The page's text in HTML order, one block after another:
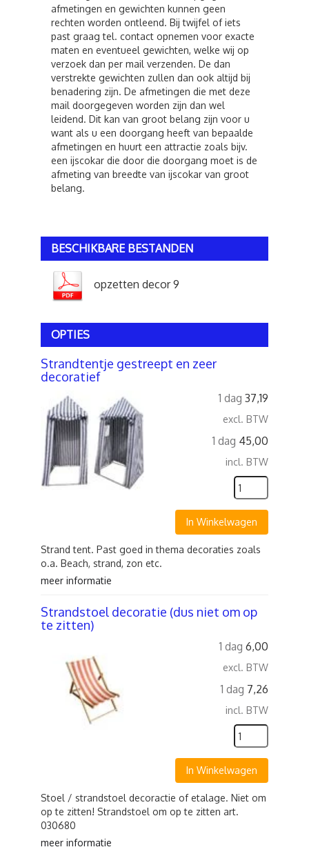
afmetingen en gewichten kunnen geen
rechten worden ontleend. Bij twijfel of iets
past graag tel. contact opnemen voor exacte
maten en eventueel gewichten, welke wij op
verzoek dan per mail verzenden. De dan
verstrekte gewichten zullen dan ook altijd bij
benadering zijn. De afmetingen die met deze
mail doorgegeven worden zijn dan wel
leidend. Dit kan van groot belang zijn voor u
want als u een doorgang heeft van bepaalde
afmetingen en huurt een attractie zoals bijv.
een ijscokar die door die doorgang moet is de
afmeting van breedte van ijscokar van groot
belang.
BESCHIKBARE BESTANDEN
opzetten decor 9
OPTIES
Strandtentje gestreept en zeer
decoratief
1 dag 37,19
excl. BTW
1 dag 45,00
incl. BTW
In Winkelwagen
Strand tent. Past goed in thema decoraties zoals
o.a. Beach, strand, zon etc.
meer informatie
Strandstoel decoratie (dus niet om op
te zitten)
1 dag 6,00
excl. BTW
1 dag 7,26
incl. BTW
In Winkelwagen
Stoel / strandstoel decoractie of etalage. Niet om
op te zitten! Strandstoel om op te zitten art.
030680
meer informatie